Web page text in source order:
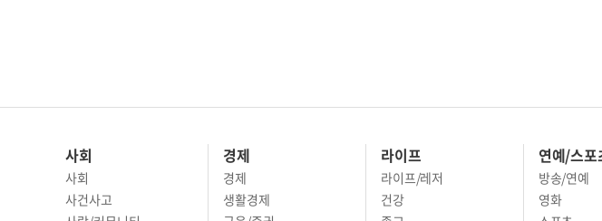
사회 경제 라이프 연예/스포츠